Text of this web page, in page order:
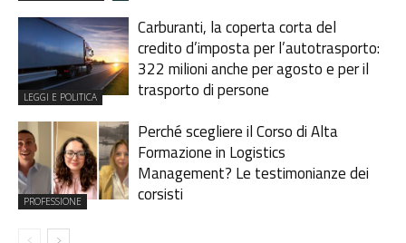
LEGGI E POLITICA
Carburanti, la coperta corta del
credito d’imposta per l’autotrasporto:
322 milioni anche per agosto e per il
trasporto di persone
PROFESSIONE
Perché scegliere il Corso di Alta
Formazione in Logistics
Management? Le testimonianze dei
corsisti